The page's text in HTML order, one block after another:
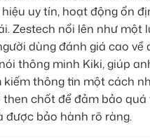
uy tín, hoạt động ổn
Zestech nổi lên như một
dùng đánh giá cao về
thông minh Kiki, giúp
thông tin một cách
chốt để đảm bảo
được bảo hành rõ ràng.